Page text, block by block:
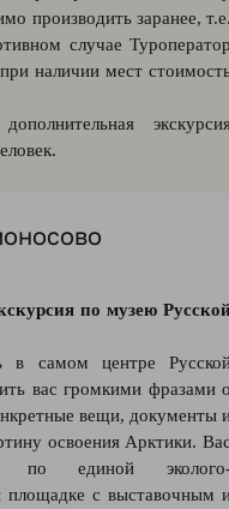
производить заранее,
случае
наличии мест
по музею
в самом центре
вас громкими фразами
вещи, документы
освоения Арктики.
по единой
площадке с выставочным